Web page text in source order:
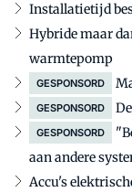
Installatietijd
Hybride maar
warmtepomp
GESPONSORD
GESPONSORD
GESPONSORD
aan andere
Accu's